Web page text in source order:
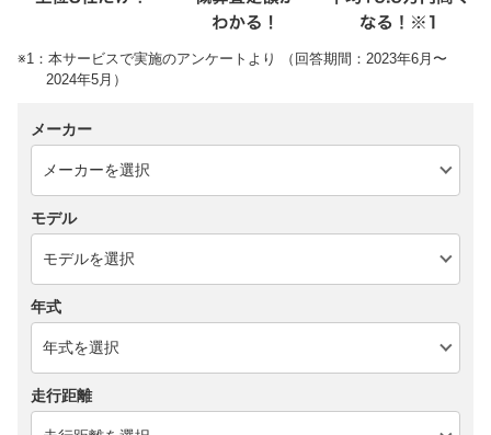
※1：本サービスで実施のアンケートより （回答期間：2023年6月〜
2024年5月）
メーカー
モデル
年式
走行距離